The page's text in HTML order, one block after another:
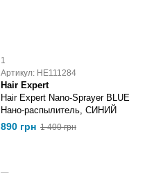
1
Артикул: HE111284
Hair Expert
Hair Expert Nano-Sprayer BLUE
Нано-распылитель, СИНИЙ
890 грн 1 400 грн